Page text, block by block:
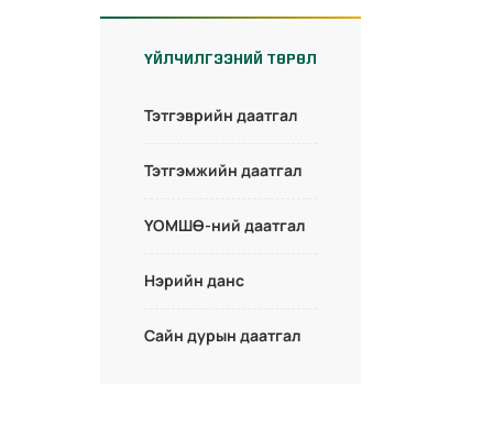
ҮЙЛЧИЛГЭЭНИЙ ТӨРӨЛ
Тэтгэврийн даатгал
Тэтгэмжийн даатгал
ҮОМШӨ-ний даатгал
Нэрийн данс
Сайн дурын даатгал